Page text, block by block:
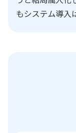
もシステム導入